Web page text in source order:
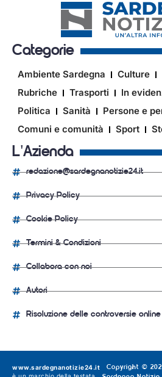
Categorie
Ambiente Sardegna Culture
Rubriche
Trasporti In
Politica
Sanità
Persone e
Comuni e comunità
Sport
L'Azienda
redazione@sardegnanotizie24.it
Privacy Policy
Cookie Policy
Termini & Condizioni
Collabora con noi
Autori
Risoluzione delle controversie online
Copyright ©
www.sardegnanotizie24.it